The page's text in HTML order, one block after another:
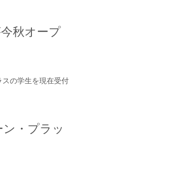
秋オープ
の学生を現在受付
・プラッ